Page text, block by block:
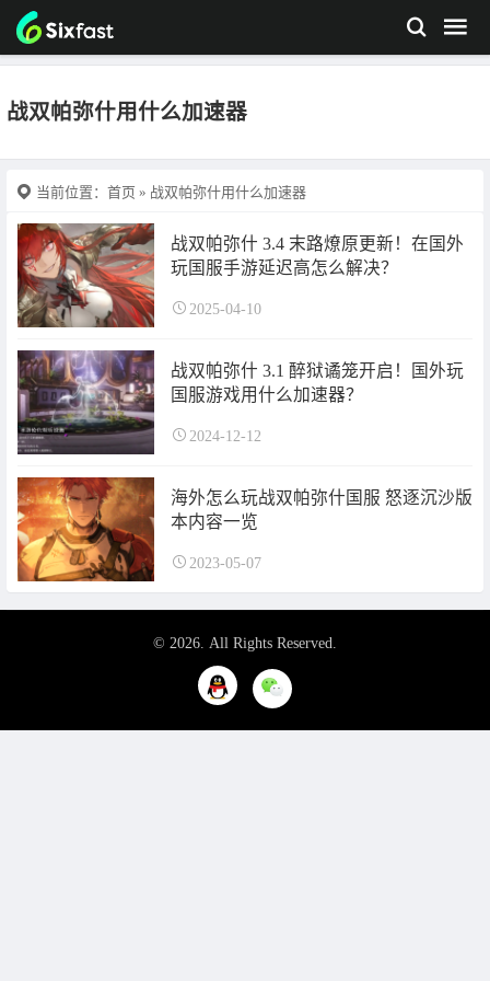
战双帕弥什用什么加速器
当前位置： 首页 » 战双帕弥什用什么加速器
战双帕弥什 3.4 末路燎原更新！在国外
玩国服手游延迟高怎么解决？
2025-04-10
战双帕弥什 3.1 醉狱谲笼开启！国外玩
国服游戏用什么加速器？
2024-12-12
海外怎么玩战双帕弥什国服 怒逐沉沙版
本内容一览
2023-05-07
© 2026. All Rights Reserved.